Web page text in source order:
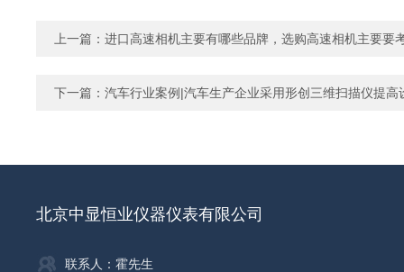
上一篇： 进口高速相机主要有哪些品牌，选购高速相机主要要
下一篇： 汽车行业案例|汽车生产企业采用形创三维扫描仪提高
北京中显恒业仪器仪表有限公司
联系人：霍先生